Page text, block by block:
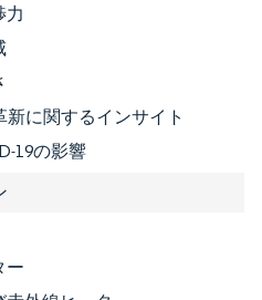
力
新に関するインサイト
19の影響
ー